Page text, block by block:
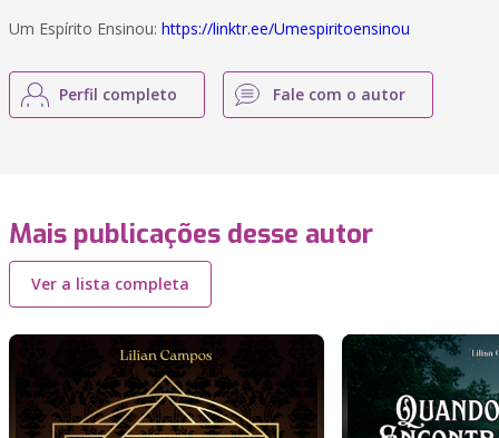
Um Espírito Ensinou: https://linktr.ee/Umespiritoensinou
Perfil completo Fale com o autor
Mais publicações desse autor
Ver a lista completa